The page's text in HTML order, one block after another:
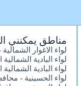
مناطق يمكنني
لواء الاغوار
لواء البادية
لواء البادية
لواء الحسينية -